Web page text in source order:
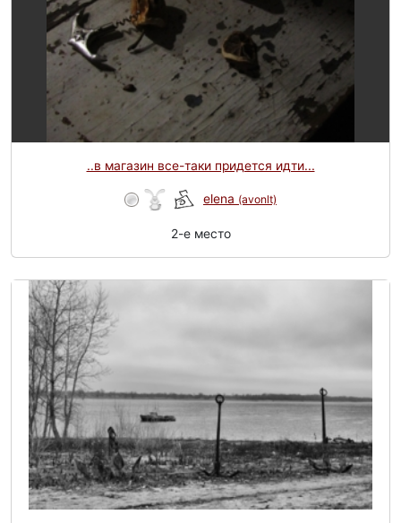
..в магазин все-таки придется идти...
elena (avonlt)
2-e место